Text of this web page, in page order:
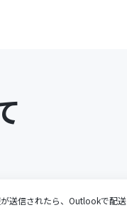
送信されたら、Outlookで配送